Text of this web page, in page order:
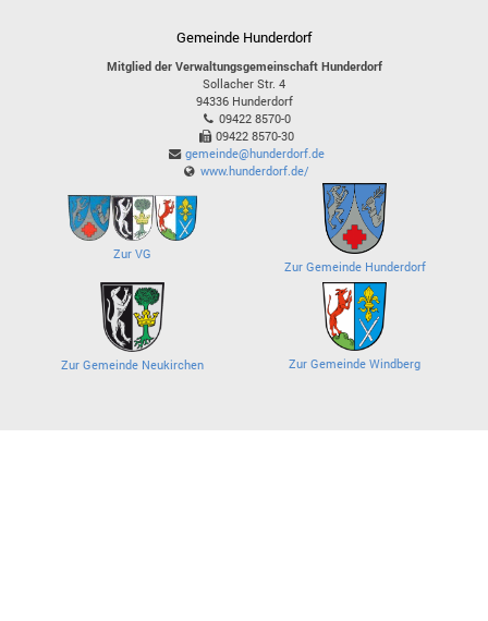
Gemeinde Hunderdorf
Mitglied der Verwaltungsgemeinschaft Hunderdorf
Sollacher Str. 4
94336 Hunderdorf
09422 8570-0
09422 8570-30
gemeinde@hunderdorf.de
www.hunderdorf.de/
Zur VG
Zur Gemeinde Hunderdorf
Zur Gemeinde Neukirchen Zur Gemeinde Windberg